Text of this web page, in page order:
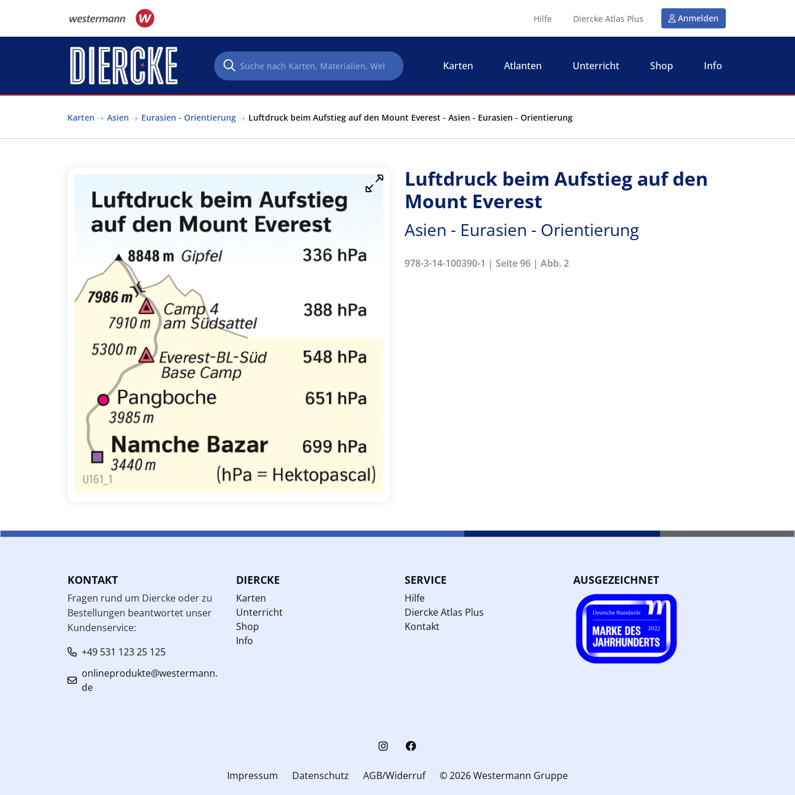
Hilfe Diercke Atlas Plus Anmelden
Karten Atlanten Unterricht Shop Info
Karten Asien Eurasien - Orientierung Luftdruck beim Aufstieg auf den Mount Everest - Asien - Eurasien - Orientierung
Luftdruck beim Aufstieg auf den
Mount Everest
Asien - Eurasien - Orientierung
978-3-14-100390-1 | Seite 96 | Abb. 2
KONTAKT
Fragen rund um Diercke oder zu
Bestellungen beantwortet unser
Kundenservice:
+49 531 123 25 125
onlineprodukte@westermann.
de
DIERCKE
Karten
Unterricht
Shop
Info
SERVICE
Hilfe
Diercke Atlas Plus
Kontakt
AUSGEZEICHNET
Impressum Datenschutz AGB/Widerruf © 2026 Westermann Gruppe